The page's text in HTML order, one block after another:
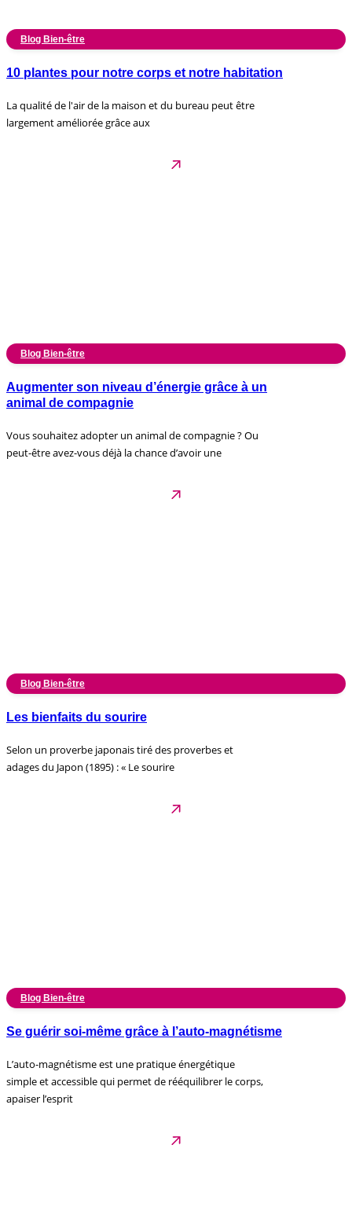
Blog Bien-être
10 plantes pour notre corps et notre habitation
La qualité de l'air de la maison et du bureau peut être
largement améliorée grâce aux
Blog Bien-être
Augmenter son niveau d’énergie grâce à un
animal de compagnie
Vous souhaitez adopter un animal de compagnie ? Ou
peut-être avez-vous déjà la chance d’avoir une
Blog Bien-être
Les bienfaits du sourire
Selon un proverbe japonais tiré des proverbes et
adages du Japon (1895) : « Le sourire
Blog Bien-être
Se guérir soi-même grâce à l’auto-magnétisme
L’auto-magnétisme est une pratique énergétique
simple et accessible qui permet de rééquilibrer le corps,
apaiser l’esprit